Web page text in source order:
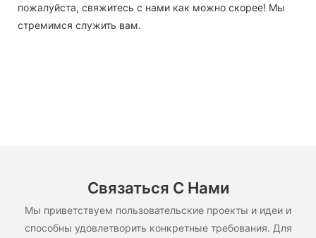
пожалуйста, свяжитесь с нами как можно скорее! Мы
стремимся служить вам.
Связаться С Нами
Мы приветствуем пользовательские проекты и идеи и
способны удовлетворить конкретные требования. Для